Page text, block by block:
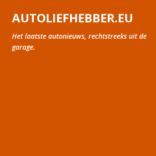
Doorgaan naar hoofdcontent
AUTOLIEFHEBBER.EU
Het laatste autonieuws, rechtstreeks uit de
garage.